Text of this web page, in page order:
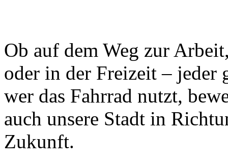
Ob auf dem Weg zur
oder in der Freizeit – jeder
wer das Fahrrad nutzt,
auch unsere Stadt in
Zukunft.